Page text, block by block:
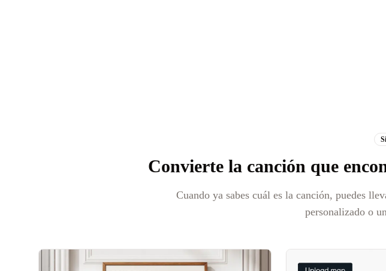
Convierte la canción que
Cuando ya sabes cuál es la canción, puedes
personalizado o